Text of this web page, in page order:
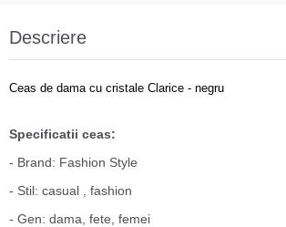
Descriere
Ceas de dama cu cristale Clarice - negru
Specificatii ceas:
- Brand: Fashion Style
- Stil: casual , fashion
- Gen: dama, fete, femei